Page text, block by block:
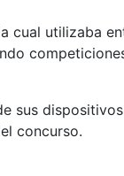
cual utilizaba
sus
concurso.